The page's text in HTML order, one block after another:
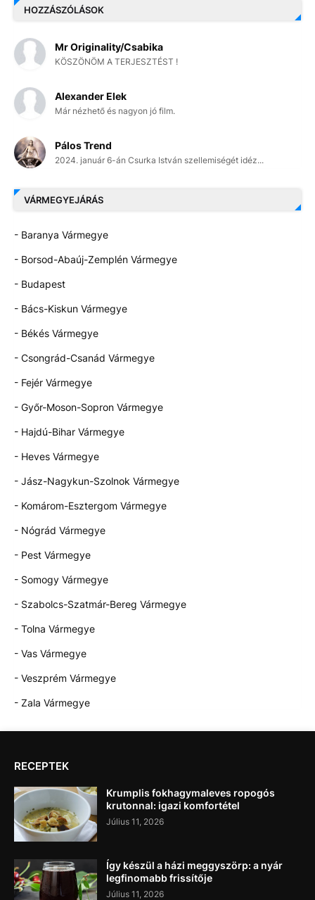
HOZZÁSZÓLÁSOK
Mr Originality/Csabika
KÖSZÖNÖM A TERJESZTÉST !
Alexander Elek
Már nézhető és nagyon jó film.
Pálos Trend
2024. január 6-án Csurka István szellemiségét idéz...
VÁRMEGYEJÁRÁS
- Baranya Vármegye
- Borsod-Abaúj-Zemplén Vármegye
- Budapest
- Bács-Kiskun Vármegye
- Békés Vármegye
- Csongrád-Csanád Vármegye
- Fejér Vármegye
- Győr-Moson-Sopron Vármegye
- Hajdú-Bihar Vármegye
- Heves Vármegye
- Jász-Nagykun-Szolnok Vármegye
- Komárom-Esztergom Vármegye
- Nógrád Vármegye
- Pest Vármegye
- Somogy Vármegye
- Szabolcs-Szatmár-Bereg Vármegye
- Tolna Vármegye
- Vas Vármegye
- Veszprém Vármegye
- Zala Vármegye
RECEPTEK
Krumplis fokhagymaleves ropogós
krutonnal: igazi komfortétel
Július 11, 2026
Így készül a házi meggyszörp: a nyár
legfinomabb frissítője
Július 11, 2026